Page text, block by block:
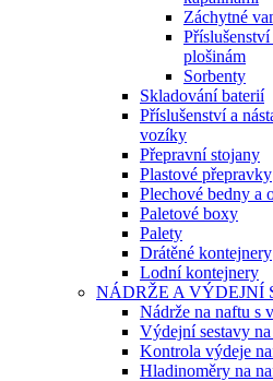
Záchytné
plošinám
Sorbenty
Skladování baterií
Příslušenství a
vozíky
Přepravní stojany
Plastové přepravky
Plechové bedny a
Paletové boxy
Palety
Drátěné kontejnery
Lodní kontejnery
NÁDRŽE A VÝDEJNÍ
Nádrže na naftu s
Výdejní sestavy
Kontrola výdeje
Hladinoměry na